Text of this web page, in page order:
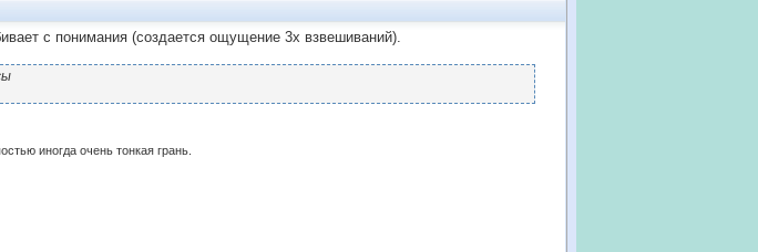
с понимания (создается ощущение 3х взвешиваний).
иногда очень тонкая грань.